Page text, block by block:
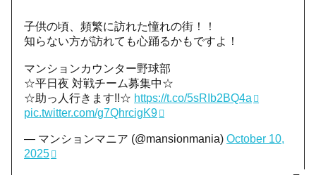
子供の頃、頻繁に訪れた憧れの街！！
知らない方が訪れても心踊るかもですよ！
マンションカウンター野球部
☆平日夜 対戦チーム募集中☆
☆助っ人行きます!!☆ https://t.co/5sRIb2BQ4a
pic.twitter.com/g7QhrcigK9
— マンションマニア (@mansionmania)October 10,
2025